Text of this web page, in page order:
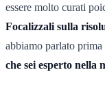
essere molto curati
Focalizzali sulla
abbiamo parlato prima
che sei esperto nella